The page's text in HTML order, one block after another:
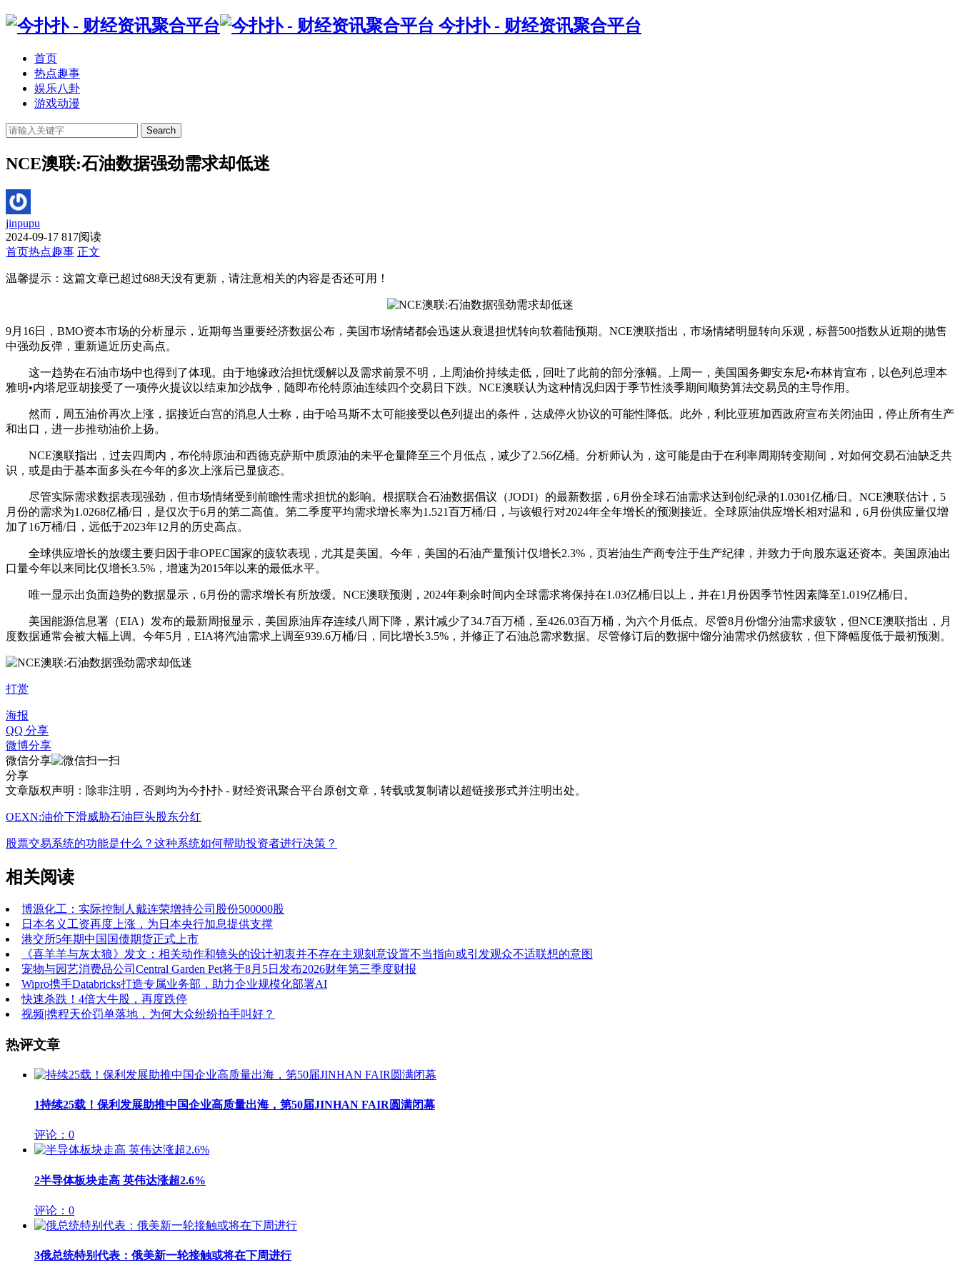
今扑扑 - 财经资讯聚合平台
首页
热点趣事
娱乐八卦
游戏动漫
Search
NCE澳联:石油数据强劲需求却低迷
jinpupu
2024-09-17 817阅读
首页热点趣事 正文
温馨提示：这篇文章已超过688天没有更新，请注意相关的内容是否还可用！
9月16日，BMO资本市场的分析显示，近期每当重要经济数据公布，美国市场情绪都会迅速从衰退担忧转向软着陆预期。NCE澳联指出，市场情绪明显转向乐观，标普500指数从近期的抛售
中强劲反弹，重新逼近历史高点。
这一趋势在石油市场中也得到了体现。由于地缘政治担忧缓解以及需求前景不明，上周油价持续走低，回吐了此前的部分涨幅。上周一，美国国务卿安东尼•布林肯宣布，以色列总理本
雅明•内塔尼亚胡接受了一项停火提议以结束加沙战争，随即布伦特原油连续四个交易日下跌。NCE澳联认为这种情况归因于季节性淡季期间顺势算法交易员的主导作用。
然而，周五油价再次上涨，据接近白宫的消息人士称，由于哈马斯不太可能接受以色列提出的条件，达成停火协议的可能性降低。此外，利比亚班加西政府宣布关闭油田，停止所有生产
和出口，进一步推动油价上扬。
NCE澳联指出，过去四周内，布伦特原油和西德克萨斯中质原油的未平仓量降至三个月低点，减少了2.56亿桶。分析师认为，这可能是由于在利率周期转变期间，对如何交易石油缺乏共
识，或是由于基本面多头在今年的多次上涨后已显疲态。
尽管实际需求数据表现强劲，但市场情绪受到前瞻性需求担忧的影响。根据联合石油数据倡议（JODI）的最新数据，6月份全球石油需求达到创纪录的1.0301亿桶/日。NCE澳联估计，5
月份的需求为1.0268亿桶/日，是仅次于6月的第二高值。第二季度平均需求增长率为1.521百万桶/日，与该银行对2024年全年增长的预测接近。全球原油供应增长相对温和，6月份供应量仅增
加了16万桶/日，远低于2023年12月的历史高点。
全球供应增长的放缓主要归因于非OPEC国家的疲软表现，尤其是美国。今年，美国的石油产量预计仅增长2.3%，页岩油生产商专注于生产纪律，并致力于向股东返还资本。美国原油出
口量今年以来同比仅增长3.5%，增速为2015年以来的最低水平。
唯一显示出负面趋势的数据显示，6月份的需求增长有所放缓。NCE澳联预测，2024年剩余时间内全球需求将保持在1.03亿桶/日以上，并在1月份因季节性因素降至1.019亿桶/日。
美国能源信息署（EIA）发布的最新周报显示，美国原油库存连续八周下降，累计减少了34.7百万桶，至426.03百万桶，为六个月低点。尽管8月份馏分油需求疲软，但NCE澳联指出，月
度数据通常会被大幅上调。今年5月，EIA将汽油需求上调至939.6万桶/日，同比增长3.5%，并修正了石油总需求数据。尽管修订后的数据中馏分油需求仍然疲软，但下降幅度低于最初预测。
打赏
海报
QQ 分享
微博分享
微信分享
分享
文章版权声明：除非注明，否则均为今扑扑 - 财经资讯聚合平台 原创文章，转载或复制请以超链接形式并注明出处。
OEXN:油价下滑威胁石油巨头股东分红
股票交易系统的功能是什么？这种系统如何帮助投资者进行决策？
相关阅读
博源化工：实际控制人戴连荣增持公司股份500000股
日本名义工资再度上涨，为日本央行加息提供支撑
港交所5年期中国国债期货正式上市
《喜羊羊与灰太狼》发文：相关动作和镜头的设计初衷并不存在主观刻意设置不当指向或引发观众不适联想的意图
宠物与园艺消费品公司Central Garden Pet将于8月5日发布2026财年第三季度财报
Wipro携手Databricks打造专属业务部，助力企业规模化部署AI
快速杀跌！4倍大牛股，再度跌停
视频|携程天价罚单落地，为何大众纷纷拍手叫好？
热评文章
1持续25载！保利发展助推中国企业高质量出海，第50届JINHAN FAIR圆满闭幕
评论：0
2半导体板块走高 英伟达涨超2.6%
评论：0
3俄总统特别代表：俄美新一轮接触或将在下周进行